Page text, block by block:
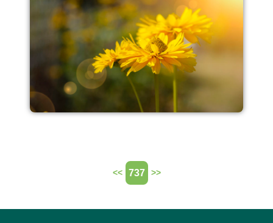
<< 737 >>